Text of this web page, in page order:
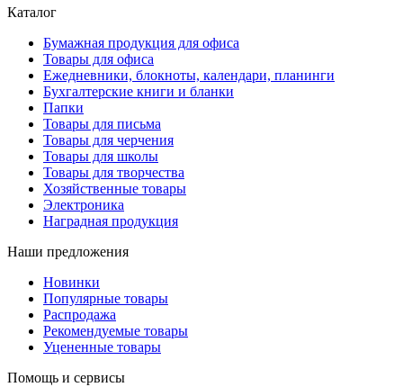
Каталог
Бумажная продукция для офиса
Товары для офиса
Ежедневники, блокноты, календари, планинги
Бухгалтерские книги и бланки
Папки
Товары для письма
Товары для черчения
Товары для школы
Товары для творчества
Хозяйственные товары
Электроника
Наградная продукция
Наши предложения
Новинки
Популярные товары
Распродажа
Рекомендуемые товары
Уцененные товары
Помощь и сервисы